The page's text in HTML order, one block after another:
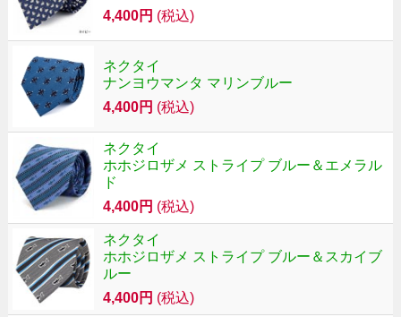
4,400円 (税込)
ネクタイ
ナンヨウマンタ マリンブルー
4,400円 (税込)
ネクタイ
ホホジロザメ ストライプ ブルー＆エメラル
ド
4,400円 (税込)
ネクタイ
ホホジロザメ ストライプ ブルー＆スカイブ
ルー
4,400円 (税込)